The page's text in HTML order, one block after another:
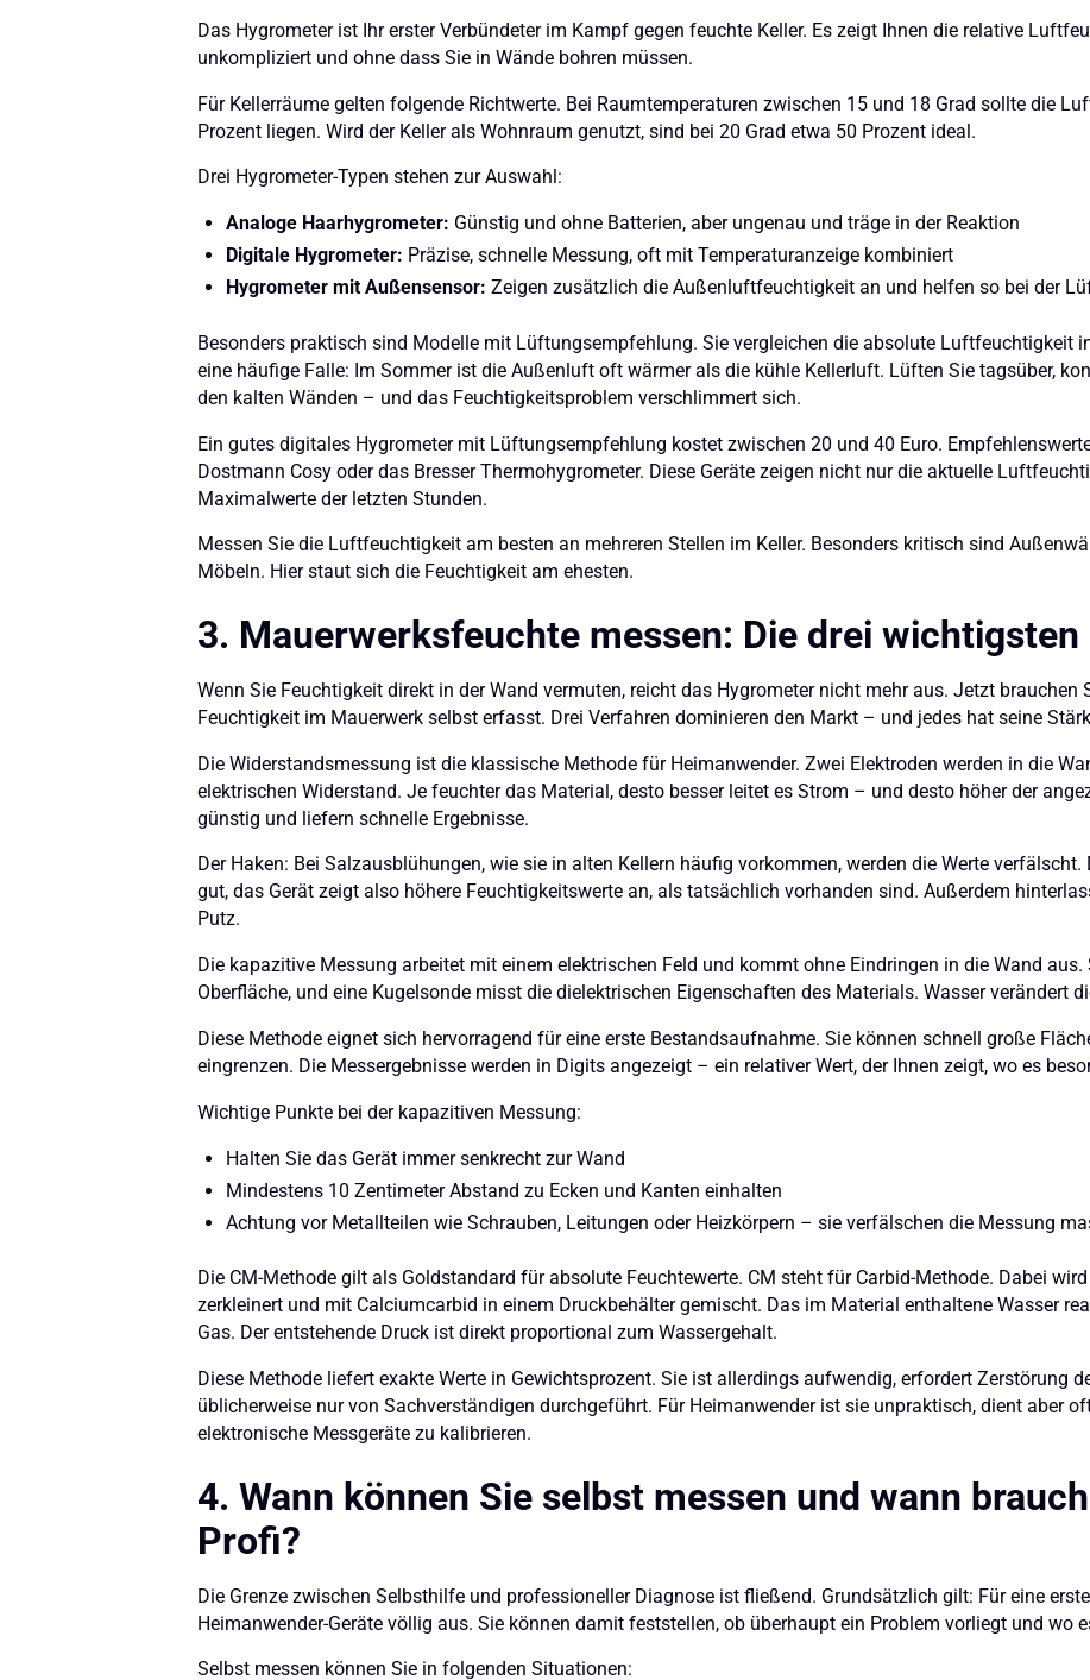
Das Hygrometer ist Ihr erster Verbündeter im Kampf gegen feuchte Keller. Es zeigt Ihnen die relative
unkompliziert und ohne dass Sie in Wände bohren müssen.
Für Kellerräume gelten folgende Richtwerte. Bei Raumtemperaturen zwischen 15 und 18 Grad sollte die
Prozent liegen. Wird der Keller als Wohnraum genutzt, sind bei 20 Grad etwa 50 Prozent ideal.
Drei Hygrometer-Typen stehen zur Auswahl:
Analoge Haarhygrometer: Günstig und ohne Batterien, aber ungenau und träge in der Reaktion
Digitale Hygrometer: Präzise, schnelle Messung, oft mit Temperaturanzeige kombiniert
Hygrometer mit Außensensor: Zeigen zusätzlich die Außenluftfeuchtigkeit an und helfen so bei der
Besonders praktisch sind Modelle mit Lüftungsempfehlung. Sie vergleichen die absolute Luftfeuchtigkeit
eine häufige Falle: Im Sommer ist die Außenluft oft wärmer als die kühle Kellerluft. Lüften Sie tagsüber,
den kalten Wänden – und das Feuchtigkeitsproblem verschlimmert sich.
Ein gutes digitales Hygrometer mit Lüftungsempfehlung kostet zwischen 20 und 40 Euro.
Dostmann Cosy oder das Bresser Thermohygrometer. Diese Geräte zeigen nicht nur die aktuelle
Maximalwerte der letzten Stunden.
Messen Sie die Luftfeuchtigkeit am besten an mehreren Stellen im Keller. Besonders kritisch sind
Möbeln. Hier staut sich die Feuchtigkeit am ehesten.
3. Mauerwerksfeuchte messen: Die drei
Wenn Sie Feuchtigkeit direkt in der Wand vermuten, reicht das Hygrometer nicht mehr aus. Jetzt brauchen
Feuchtigkeit im Mauerwerk selbst erfasst. Drei Verfahren dominieren den Markt – und jedes hat seine
Die Widerstandsmessung ist die klassische Methode für Heimanwender. Zwei Elektroden werden in die
elektrischen Widerstand. Je feuchter das Material, desto besser leitet es Strom – und desto höher der
günstig und liefern schnelle Ergebnisse.
Der Haken: Bei Salzausblühungen, wie sie in alten Kellern häufig vorkommen, werden die Werte
gut, das Gerät zeigt also höhere Feuchtigkeitswerte an, als tatsächlich vorhanden sind. Außerdem
Putz.
Die kapazitive Messung arbeitet mit einem elektrischen Feld und kommt ohne Eindringen in die Wand
Oberfläche, und eine Kugelsonde misst die dielektrischen Eigenschaften des Materials. Wasser verändert
Diese Methode eignet sich hervorragend für eine erste Bestandsaufnahme. Sie können schnell große
eingrenzen. Die Messergebnisse werden in Digits angezeigt – ein relativer Wert, der Ihnen zeigt, wo es
Wichtige Punkte bei der kapazitiven Messung:
Halten Sie das Gerät immer senkrecht zur Wand
Mindestens 10 Zentimeter Abstand zu Ecken und Kanten einhalten
Achtung vor Metallteilen wie Schrauben, Leitungen oder Heizkörpern – sie verfälschen die Messung
Die CM-Methode gilt als Goldstandard für absolute Feuchtewerte. CM steht für Carbid-Methode. Dabei
zerkleinert und mit Calciumcarbid in einem Druckbehälter gemischt. Das im Material enthaltene Wasser
Gas. Der entstehende Druck ist direkt proportional zum Wassergehalt.
Diese Methode liefert exakte Werte in Gewichtsprozent. Sie ist allerdings aufwendig, erfordert Zerstörung
üblicherweise nur von Sachverständigen durchgeführt. Für Heimanwender ist sie unpraktisch, dient aber
elektronische Messgeräte zu kalibrieren.
4. Wann können Sie selbst messen und wann
Profi?
Die Grenze zwischen Selbsthilfe und professioneller Diagnose ist fließend. Grundsätzlich gilt: Für eine
Heimanwender-Geräte völlig aus. Sie können damit feststellen, ob überhaupt ein Problem vorliegt und wo
Selbst messen können Sie in folgenden Situationen: